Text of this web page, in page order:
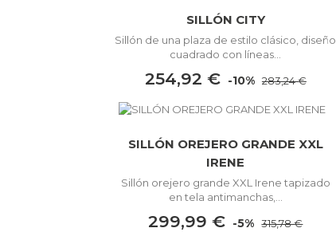
SILLÓN CITY
Sillón de una plaza de estilo clásico, diseño
cuadrado con líneas...
254,92 € -10% 283,24 €
SILLÓN OREJERO GRANDE XXL
IRENE
Sillón orejero grande XXL Irene tapizado
en tela antimanchas,...
299,99 € -5% 315,78 €